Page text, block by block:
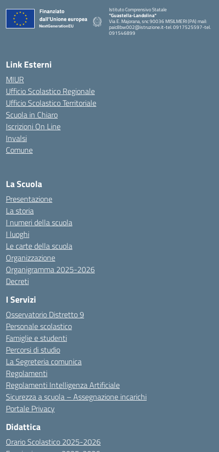
Istituto Comprensivo Statale
"Guastella-Landolina"
Via E. Majorana, snc 90036 MISILMERI (PA) mail:
paic8bw002@istruzione.it-tel. 0917525597-tel.
091546899
Link Esterni
MIUR
Ufficio Scolastico Regionale
Ufficio Scolastico Territoriale
Scuola in Chiaro
Iscrizioni On Line
Invalsi
Comune
La Scuola
Presentazione
La storia
I numeri della scuola
I luoghi
Le carte della scuola
Organizzazione
Organigramma 2025-2026
Decreti
I Servizi
Osservatorio Distretto 9
Personale scolastico
Famiglie e studenti
Percorsi di studio
La Segreteria comunica
Regolamenti
Regolamenti Intelligenza Artificiale
Sicurezza a scuola – Assegnazione incarichi
Portale Privacy
Didattica
Orario Scolastico 2025-2026